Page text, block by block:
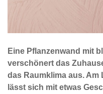
Eine Pflanzenwand mit
verschönert das
das Raumklima aus.
lässt sich mit etwas